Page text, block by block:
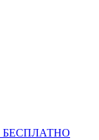
БЕСПЛАТНО